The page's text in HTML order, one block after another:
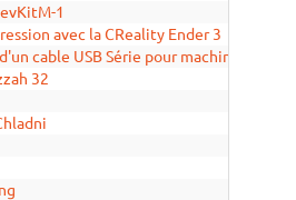
1
avec la CReality Ender 3
cable USB Série pour machine à
32